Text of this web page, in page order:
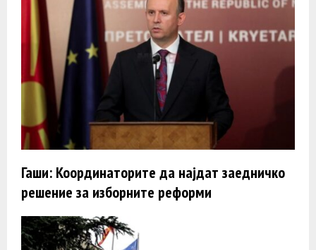
Гаши: Координаторите да најдат заедничко
решение за изборните реформи